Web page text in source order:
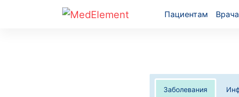
Пациентам
Заболевания